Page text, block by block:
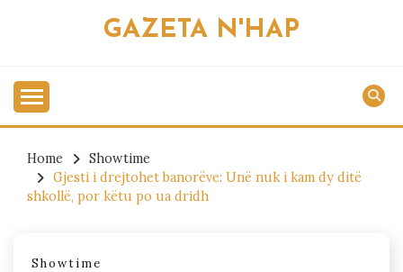
GAZETA N'HAP
Home
Showtime
Gjesti i drejtohet banorëve: Unë nuk i kam dy ditë
shkollë, por këtu po ua dridh
Showtime